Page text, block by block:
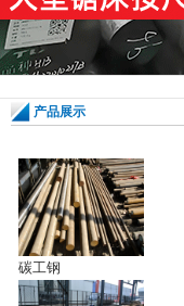
产品展示
碳工钢